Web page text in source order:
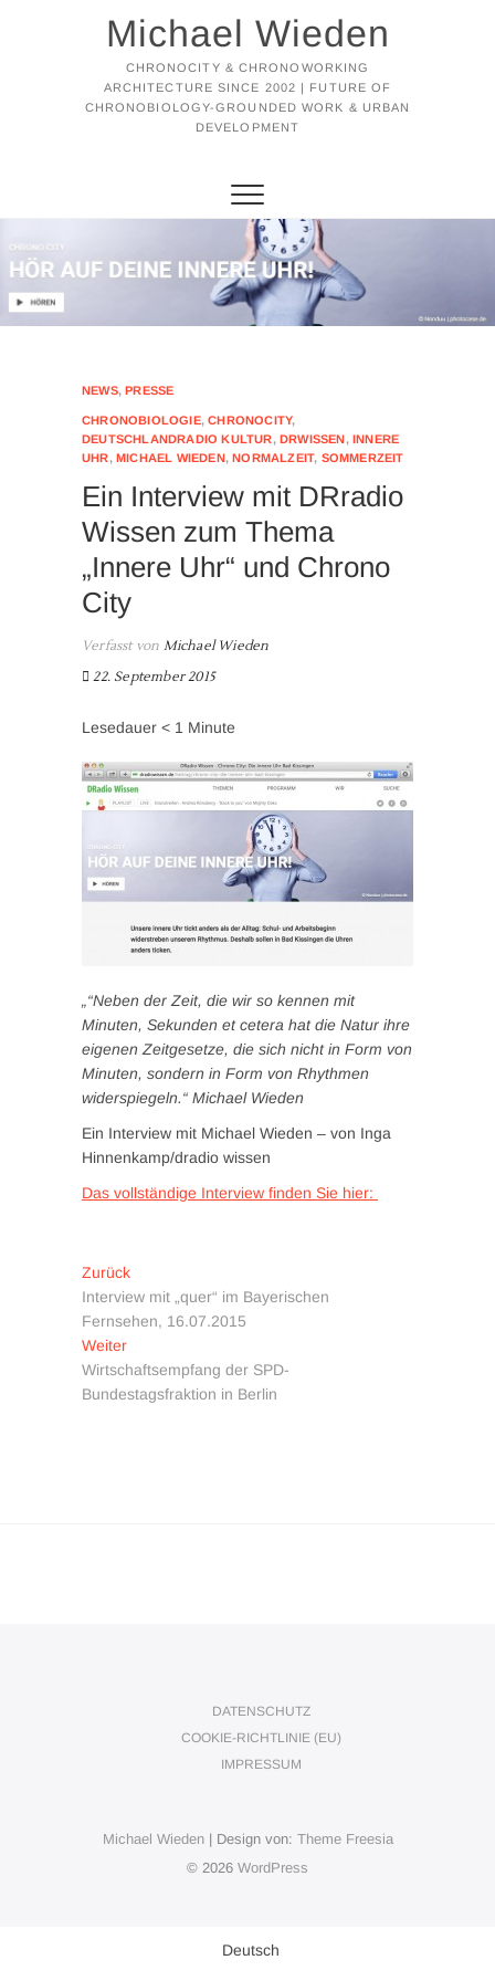
Michael Wieden
CHRONOCITY & CHRONOWORKING
ARCHITECTURE SINCE 2002 | FUTURE OF
CHRONOBIOLOGY-GROUNDED WORK & URBAN
DEVELOPMENT
NEWS,PRESSE
CHRONOBIOLOGIE,CHRONOCITY,
DEUTSCHLANDRADIO KULTUR,DRWISSEN,INNERE
UHR,MICHAEL WIEDEN,NORMALZEIT, SOMMERZEIT
Ein Interview mit DRradio
Wissen zum Thema
„Innere Uhr“ und Chrono
City
Verfasst von Michael Wieden
22. September 2015
Lesedauer < 1 Minute
„“Neben der Zeit, die wir so kennen mit
Minuten, Sekunden et cetera hat die Natur ihre
eigenen Zeitgesetze, die sich nicht in Form von
Minuten, sondern in Form von Rhythmen
widerspiegeln.“ Michael Wieden
Ein Interview mit Michael Wieden – von Inga
Hinnenkamp/dradio wissen
Das vollständige Interview finden Sie hier:
Zurück
Interview mit „quer“ im Bayerischen
Fernsehen, 16.07.2015
Weiter
Wirtschaftsempfang der SPD-
Bundestagsfraktion in Berlin
DATENSCHUTZ
COOKIE-RICHTLINIE (EU)
IMPRESSUM
Michael Wieden| Design von: Theme Freesia
© 2026 WordPress
Deutsch